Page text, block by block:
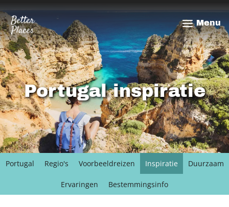
Overslaan
en
naar
de
inhoud
gaan
Portugal inspiratie
Menu
Portugal Regio's Voorbeeldreizen Inspiratie Duurzaam
Ervaringen Bestemmingsinfo